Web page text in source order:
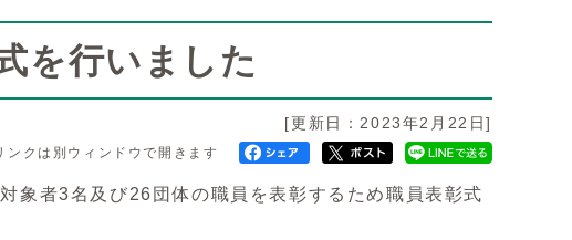
を行いました
[更新日：2023年2月22日]
ンクは別ウィンドウで開きます
者3名及び26団体の職員を表彰するため職員表彰式